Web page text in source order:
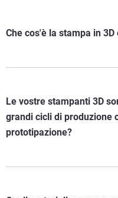
Che cos'è la stampa in
Le vostre stampanti 3D
grandi cicli di produzione
prototipazione?